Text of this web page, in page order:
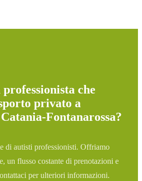
che
privato a
Fontanarossa?
di autisti professionisti. Offriamo
un flusso costante di prenotazioni e
per ulteriori informazioni.